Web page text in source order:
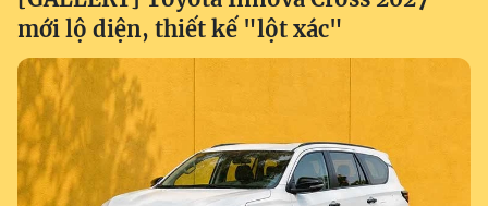
mới lộ diện, thiết kế "lột xác"